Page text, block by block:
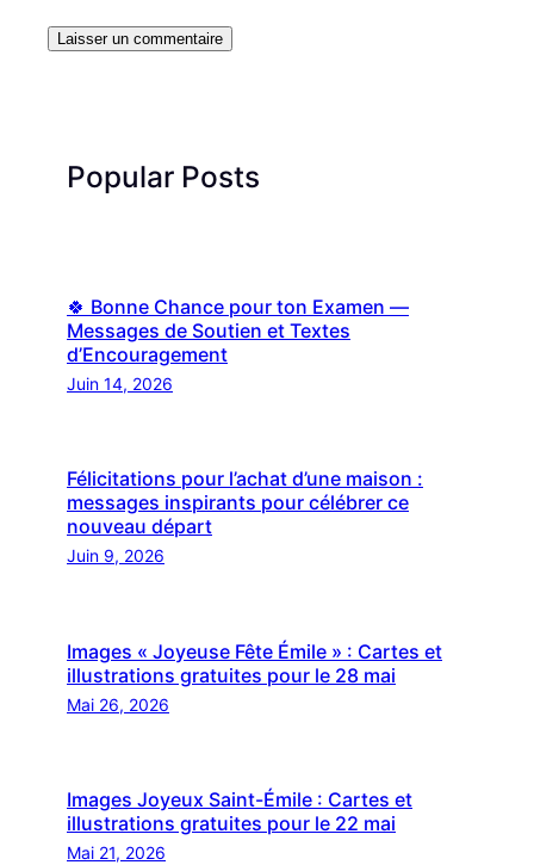
Popular Posts
🍀 Bonne Chance pour ton Examen —
Messages de Soutien et Textes
d’Encouragement
Juin 14, 2026
Félicitations pour l’achat d’une maison :
messages inspirants pour célébrer ce
nouveau départ
Juin 9, 2026
Images « Joyeuse Fête Émile » : Cartes et
illustrations gratuites pour le 28 mai
Mai 26, 2026
Images Joyeux Saint-Émile : Cartes et
illustrations gratuites pour le 22 mai
Mai 21, 2026